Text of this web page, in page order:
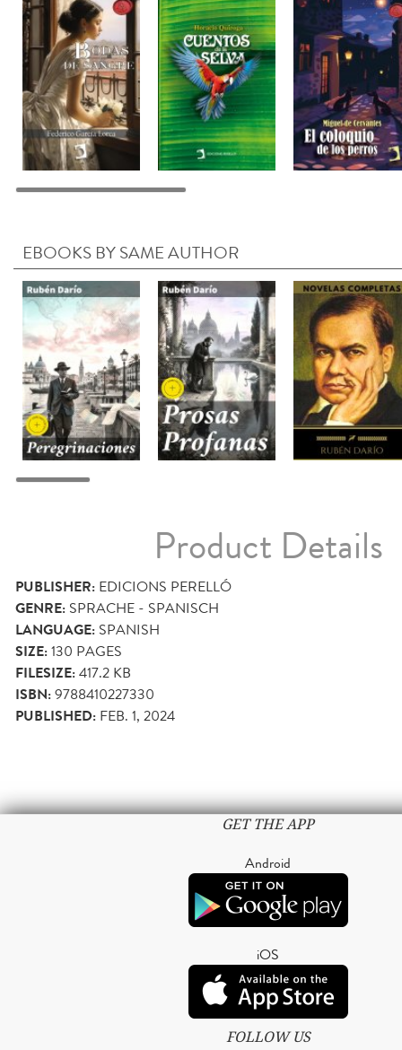
EBOOKS BY SAME AUTHOR
Product Details
PUBLISHER: EDICIONS PERELLÓ
GENRE: SPRACHE - SPANISCH
LANGUAGE: SPANISH
SIZE:130 PAGES
FILESIZE:417.2 KB
ISBN:9788410227330
PUBLISHED: FEB. 1, 2024
GET THE APP
Android
iOS
FOLLOW US